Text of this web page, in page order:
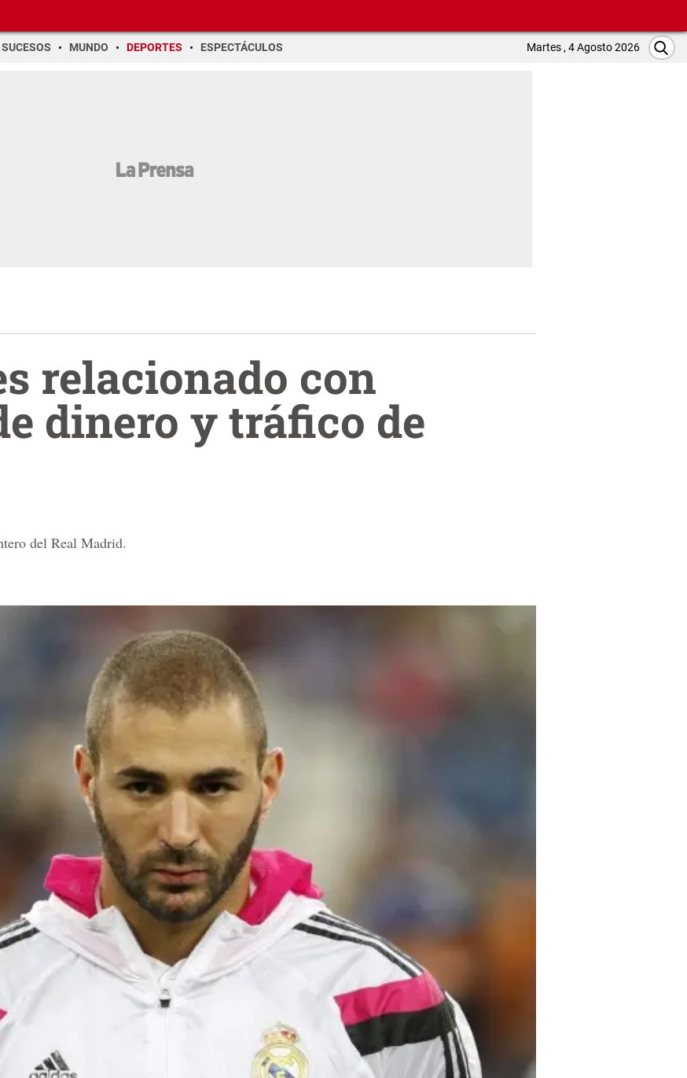
SUCESOS MUNDO DEPORTES ESPECTÁCULOS Martes , 4 Agosto 2026
relacionado con
dinero y tráfico de
del Real Madrid.